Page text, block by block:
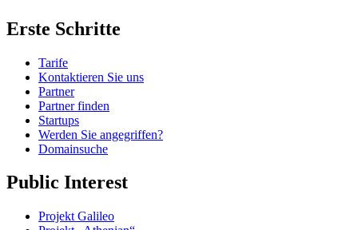
Erste Schritte
Tarife
Kontaktieren Sie uns
Partner
Partner finden
Startups
Werden Sie angegriffen?
Domainsuche
Public Interest
Projekt Galileo